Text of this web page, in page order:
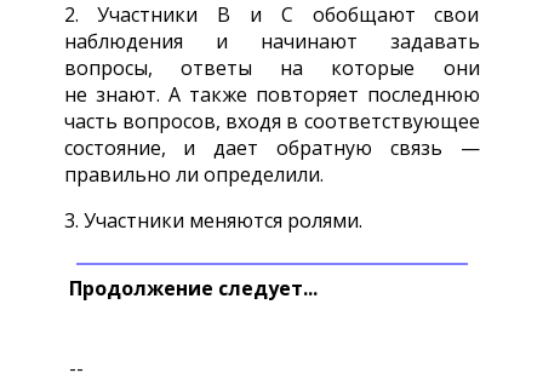
2. Участники В и С обобщают свои
наблюдения и начинают задавать
вопросы, ответы на которые они
не знают. А также повторяет последнюю
часть вопросов, входя в соответствующее
состояние, и дает обратную связь —
правильно ли определили.
3. Участники меняются ролями.
Продолжение следует...
--